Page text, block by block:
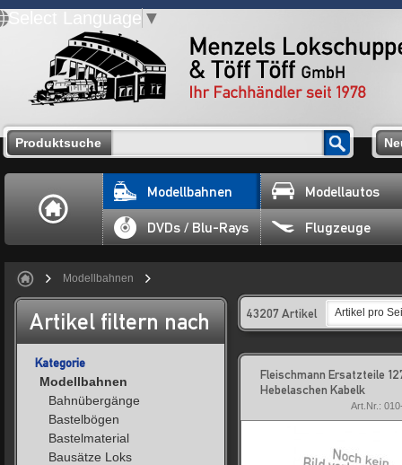
Select Language ▼
Produktsuche
Modellbahnen Modellautos
DVDs / Blu-Rays Flugzeuge
Modellbahnen
Artikel filtern nach
Kategorie
Modellbahnen
Bahnübergänge
Bastelbögen
Bastelmaterial
Bausätze Loks
43207 Artikel Artikel pro
Fleischmann Ersatzteile
Hebelaschen Kabelk
Art.Nr.: